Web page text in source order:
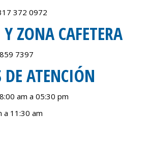
372 0972
ZONA CAFETERA
7397
ATENCIÓN
am a 05:30 pm
a 11:30 am